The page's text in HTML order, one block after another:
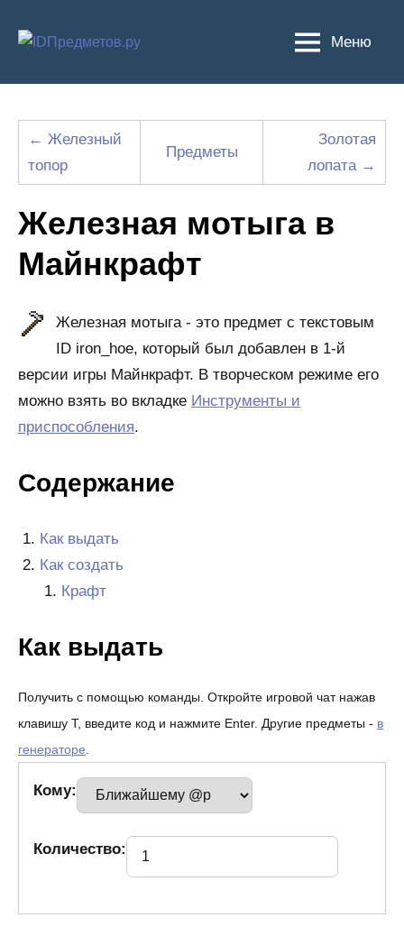
Меню
← Железный
топор
Предметы
Золотая
лопата →
Железная мотыга в
Майнкрафт
Железная мотыга - это предмет с текстовым
ID iron_hoe, который был добавлен в 1-й
версии игры Майнкрафт. В творческом режиме его
можно взять во вкладке Инструменты и
приспособления.
Содержание
Как выдать
Как создать
Крафт
Как выдать
Получить с помощью команды. Откройте игровой чат нажав
клавишу T, введите код и нажмите Enter. Другие предметы - в
генераторе.
Кому:
Количество: